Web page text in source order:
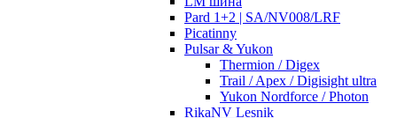
Pard 1+2 | SA/NV008/LRF
Picatinny
Pulsar & Yukon
Thermion / Digex
Trail / Apex / Digisight ultra
Yukon Nordforce / Photon
RikaNV Lesnik